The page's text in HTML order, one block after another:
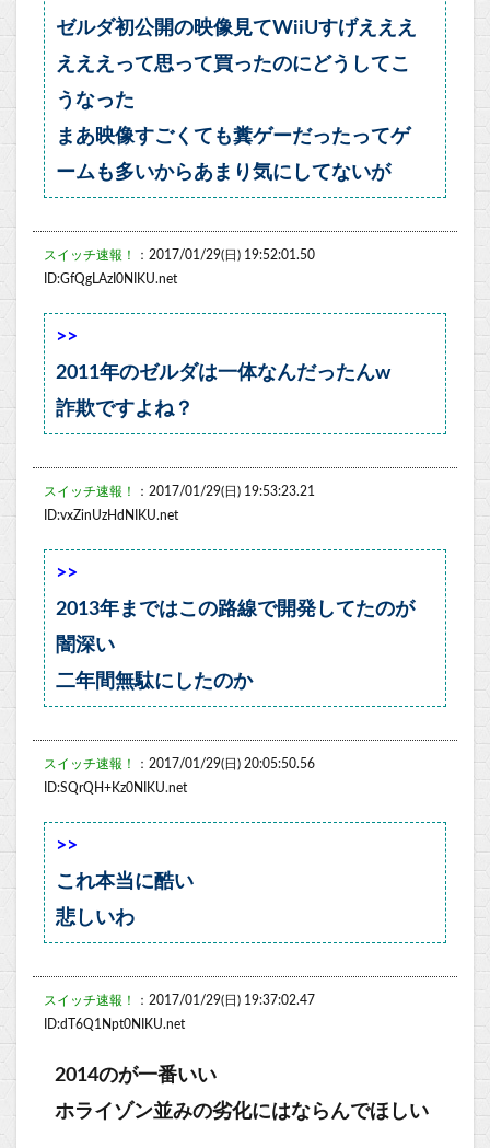
ゼルダ初公開の映像見てWiiUすげえええ
えええって思って買ったのにどうしてこ
うなった
まあ映像すごくても糞ゲーだったってゲ
ームも多いからあまり気にしてないが
スイッチ速報！
：2017/01/29(日) 19:52:01.50
ID:GfQgLAzI0NIKU.net
>>
2011年のゼルダは一体なんだったんw
詐欺ですよね？
スイッチ速報！
：2017/01/29(日) 19:53:23.21
ID:vxZinUzHdNIKU.net
>>
2013年まではこの路線で開発してたのが
闇深い
二年間無駄にしたのか
スイッチ速報！
：2017/01/29(日) 20:05:50.56
ID:SQrQH+Kz0NIKU.net
>>
これ本当に酷い
悲しいわ
スイッチ速報！
：2017/01/29(日) 19:37:02.47
ID:dT6Q1Npt0NIKU.net
2014のが一番いい
ホライゾン並みの劣化にはならんでほしい